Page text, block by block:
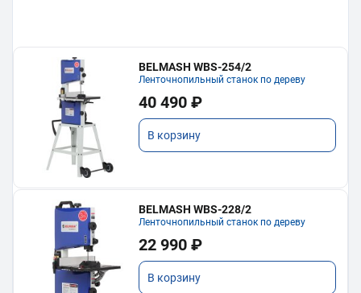
BELMASH WBS-254/2
Ленточнопильный станок по дереву
40 490 ₽
В корзину
BELMASH WBS-228/2
Ленточнопильный станок по дереву
22 990 ₽
В корзину